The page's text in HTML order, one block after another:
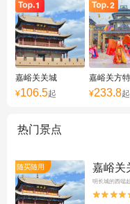
嘉峪关关城
¥106.5起
¥233.8起
热门景点
随买随用 嘉峪关
明长城的西端